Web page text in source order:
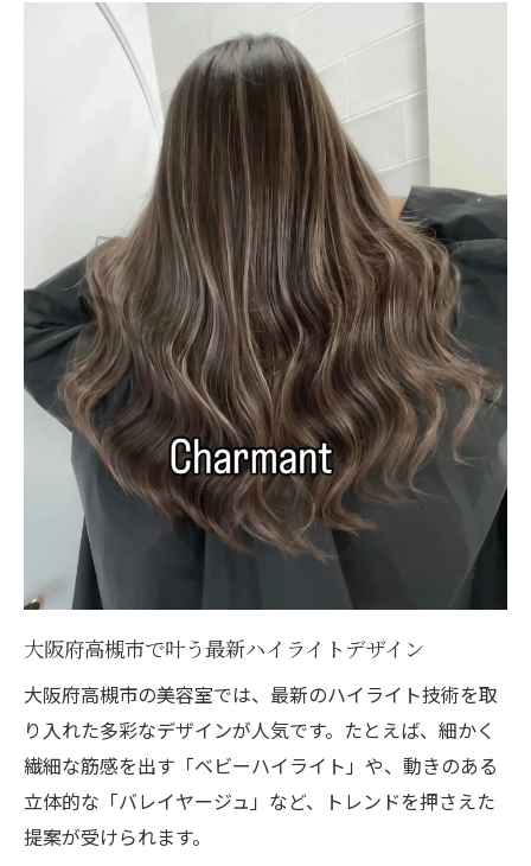
大阪府高槻市で叶う最新ハイライトデザイン
大阪府高槻市の美容室では、最新のハイライト技術を取
り入れた多彩なデザインが人気です。たとえば、細かく
繊細な筋感を出す「ベビーハイライト」や、動きのある
立体的な「バレイヤージュ」など、トレンドを押さえた
提案が受けられます。